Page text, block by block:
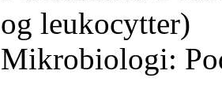
og leukocytter)
Mikrobiologi: